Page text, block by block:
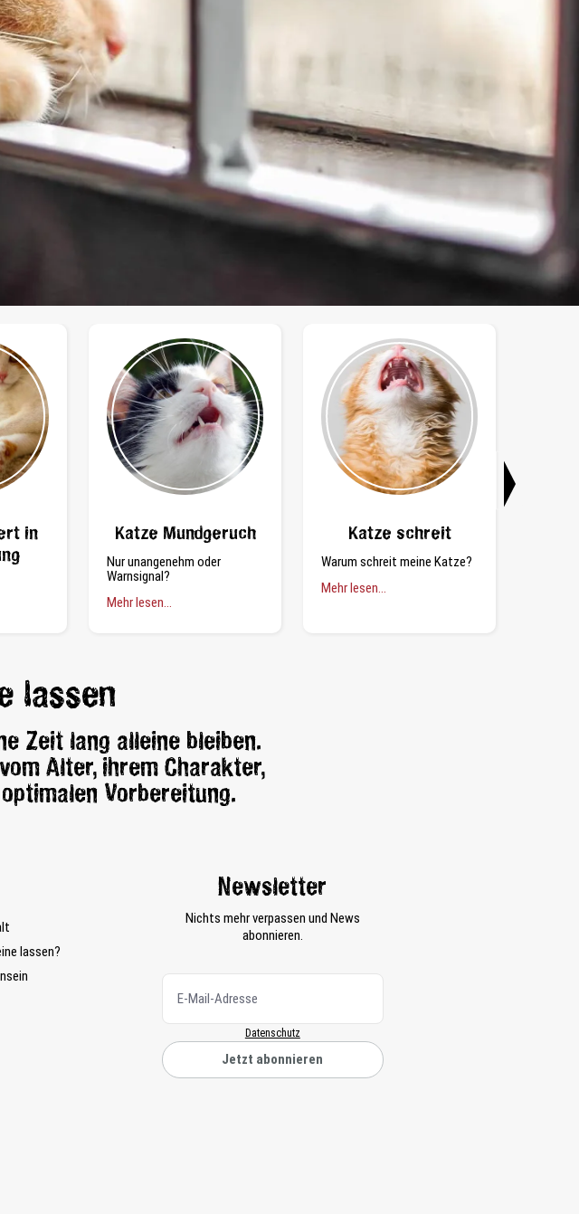
in
Katze Mundgeruch
Nur unangenehm oder
Warnsignal?
Mehr lesen...
Katze schreit
Warum schreit meine Katze?
Mehr lesen...
lassen
Zeit lang alleine bleiben.
Alter, ihrem Charakter,
Vorbereitung.
lassen?
Newsletter
Nichts mehr verpassen und News
abonnieren.
Datenschutz
Jetzt abonnieren